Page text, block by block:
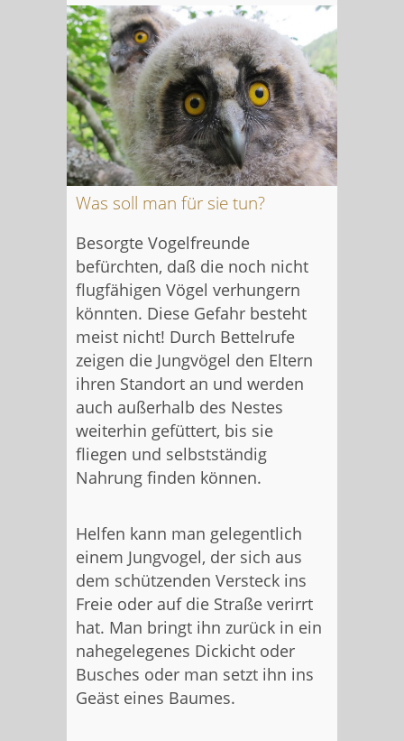
Was soll man für sie tun?
Besorgte Vogelfreunde
befürchten, daß die noch nicht
flugfähigen Vögel verhungern
könnten. Diese Gefahr besteht
meist nicht! Durch Bettelrufe
zeigen die Jungvögel den Eltern
ihren Standort an und werden
auch außerhalb des Nestes
weiterhin gefüttert, bis sie
fliegen und selbstständig
Nahrung finden können.
Helfen kann man gelegentlich
einem Jungvogel, der sich aus
dem schützenden Versteck ins
Freie oder auf die Straße verirrt
hat. Man bringt ihn zurück in ein
nahegelegenes Dickicht oder
Busches oder man setzt ihn ins
Geäst eines Baumes.